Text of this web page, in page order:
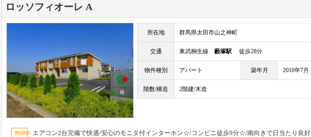
ロッソフィオーレ A
所在地 群馬県太田市山之神町
交通 東武桐生線 藪塚駅 徒歩28分
物件種別 アパート 築年月 2010年7月
階数/構造 2階建/木造
エアコン2台完備で快適/安心のモニタ付インターホン☆/コンビニ徒歩9分☆/南向きで日当たり良好